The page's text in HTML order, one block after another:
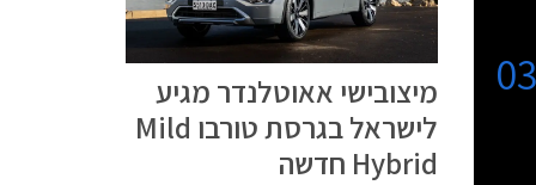
מיצובישי אאוטלנדר מגיע
לישראל בגרסת טורבו Mild
Hybrid חדשה